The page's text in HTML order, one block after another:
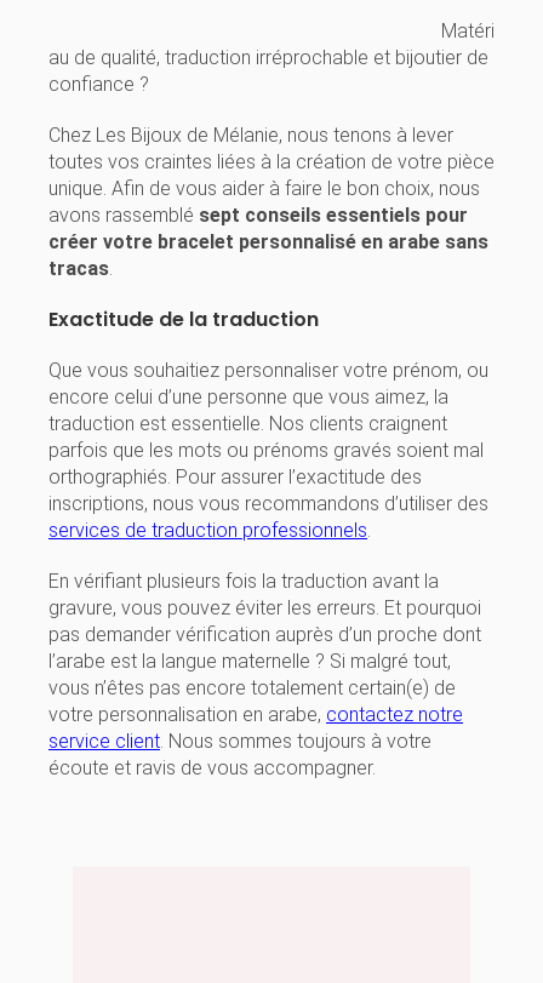
Matéri
au de qualité, traduction irréprochable et bijoutier de
confiance ?
Chez Les Bijoux de Mélanie, nous tenons à lever
toutes vos craintes liées à la création de votre pièce
unique. Afin de vous aider à faire le bon choix, nous
avons rassemblé sept conseils essentiels pour
créer votre bracelet personnalisé en arabe sans
tracas.
Exactitude de la traduction
Que vous souhaitiez personnaliser votre prénom, ou
encore celui d’une personne que vous aimez, la
traduction est essentielle. Nos clients craignent
parfois que les mots ou prénoms gravés soient mal
orthographiés. Pour assurer l’exactitude des
inscriptions, nous vous recommandons d’utiliser des
services de traduction professionnels.
En vérifiant plusieurs fois la traduction avant la
gravure, vous pouvez éviter les erreurs. Et pourquoi
pas demander vérification auprès d’un proche dont
l’arabe est la langue maternelle ? Si malgré tout,
vous n’êtes pas encore totalement certain(e) de
votre personnalisation en arabe, contactez notre
service client. Nous sommes toujours à votre
écoute et ravis de vous accompagner.